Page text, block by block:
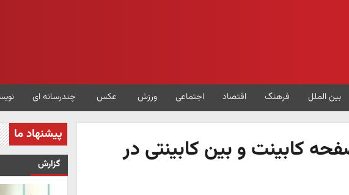
بین الملل فرهنگ اقتصاد اجتماعی ورزش عکس چندرسانه ای
کابینت و بین کابینتی در
پیشنهاد ما
گزارش